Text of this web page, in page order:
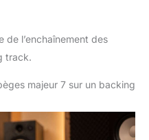
de l’enchaînement des
track.
majeur 7 sur un backing